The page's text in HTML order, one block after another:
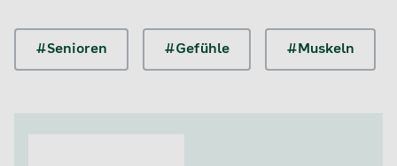
#Senioren #Gefühle #Muskeln